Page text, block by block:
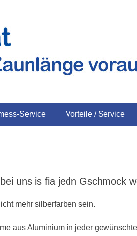
Service Vorteile / Service
uns is fia jedn Gschmock
mehr silberfarben sein.
aus Aluminium in jeder